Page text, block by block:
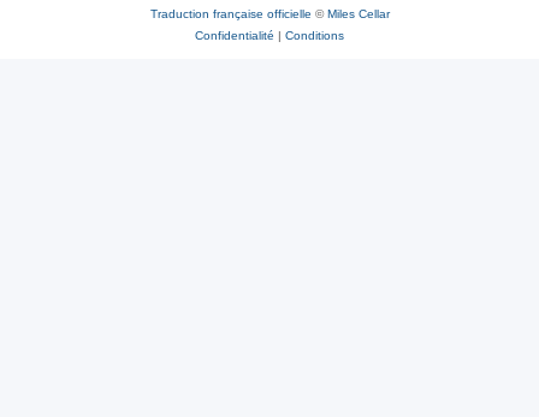
Traduction française officielle ©Miles Cellar
Confidentialité | Conditions